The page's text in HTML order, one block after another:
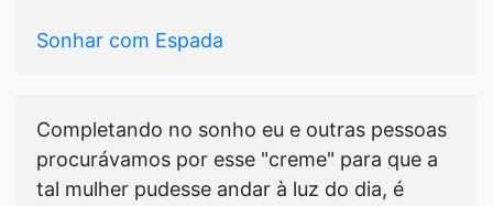
Sonhar com Espada
Completando no sonho eu e outras pessoas
procurávamos por esse "creme" para que a
tal mulher pudesse andar à luz do dia, é